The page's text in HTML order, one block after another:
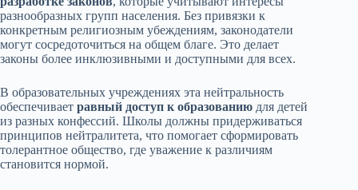
разнообразных групп населения. Без привязки к
конкретным религиозным убеждениям, законодатели
могут сосредоточиться на общем благе. Это делает
законы более инклюзивными и доступными для всех.
В образовательных учреждениях эта нейтральность
обеспечивает равный доступ к образованию для детей
из разных конфессий. Школы должны придерживаться
принципов нейтралитета, что помогает сформировать
толерантное общество, где уважение к различиям
становится нормой.